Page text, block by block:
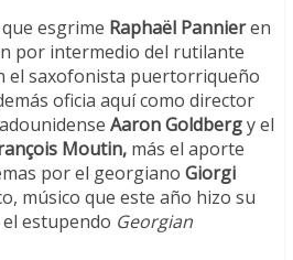
esgrime Raphaël Pannieren
por intermedio del rutilante
el saxofonista puertorriqueño
oficia aquí como director
Aaron Goldbergy el
Moutin, más el aporte
por el georgiano Giorgi
músico que este año hizo su
estupendo Georgian